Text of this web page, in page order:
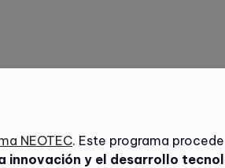
NEOTEC. Este programa procede
innovación y el desarrollo